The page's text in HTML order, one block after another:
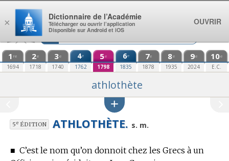
Aller au contenu
1 re
1694
2e
1718
3e
1740
4e
1762
5e
1798
6e
1835
7e
1878
8e
1935
9e
2024
10e
E.C.
athlothète
5eÉDITION ATHLOTHÈTE. s. m.
■ C’est le nom qu’on donnoit chez les Grecs à un
×
Dictionnaire de l’Académie
Télécharger ou ouvrir l’application
Disponible sur Android et iOS
OUVRIR